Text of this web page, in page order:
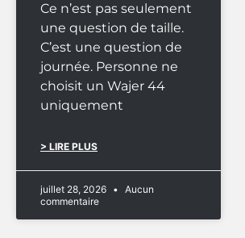
Ce n’est pas seulement
une question de taille.
C’est une question de
journée. Personne ne
choisit un Wajer 44
uniquement
> LIRE PLUS
juillet 28, 2026
Aucun
commentaire